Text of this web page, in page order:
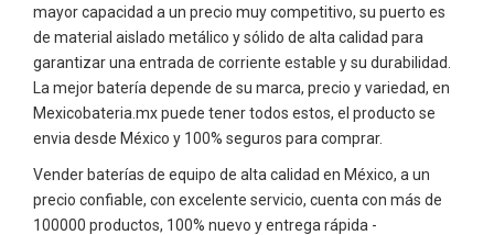
mayor capacidad a un precio muy competitivo, su puerto es
de material aislado metálico y sólido de alta calidad para
garantizar una entrada de corriente estable y su durabilidad.
La mejor batería depende de su marca, precio y variedad, en
Mexicobateria.mx puede tener todos estos, el producto se
envia desde México y 100% seguros para comprar.
Vender baterías de equipo de alta calidad en México, a un
precio confiable, con excelente servicio, cuenta con más de
100000 productos, 100% nuevo y entrega rápida -